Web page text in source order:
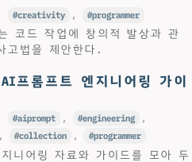
creativity , programmer
코드 작업에 창의적 발상과 관
고법을 제안한다.
프롬프트 엔지니어링 가이
aiprompt , engineering
,
, collection , programmer
니어링 자료와 가이드를 모아 두